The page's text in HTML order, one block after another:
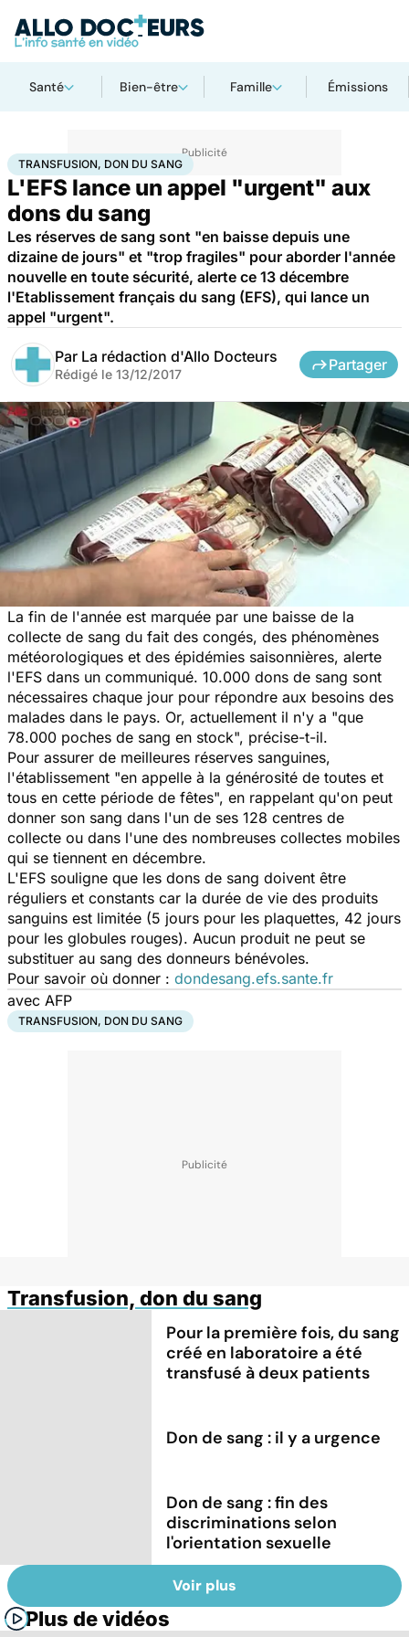
Santé Bien-être Famille Émissions
AccueilSantéTransfusion, don du sang
TRANSFUSION, DON DU SANG
L'EFS lance un appel "urgent" aux
dons du sang
Les réserves de sang sont "en baisse depuis une
dizaine de jours" et "trop fragiles" pour aborder l'année
nouvelle en toute sécurité, alerte ce 13 décembre
l'Etablissement français du sang (EFS), qui lance un
appel "urgent".
Par La rédaction d'Allo Docteurs
Rédigé le 13/12/2017
Partager
La fin de l'année est marquée par une baisse de la
collecte de sang du fait des congés, des phénomènes
météorologiques et des épidémies saisonnières, alerte
l'EFS dans un communiqué. 10.000 dons de sang sont
nécessaires chaque jour pour répondre aux besoins des
malades dans le pays. Or, actuellement il n'y a "que
78.000 poches de sang en stock", précise-t-il.
Pour assurer de meilleures réserves sanguines,
l'établissement "en appelle à la générosité de toutes et
tous en cette période de fêtes", en rappelant qu'on peut
donner son sang dans l'un de ses 128 centres de
collecte ou dans l'une des nombreuses collectes mobiles
qui se tiennent en décembre.
L'EFS souligne que les dons de sang doivent être
réguliers et constants car la durée de vie des produits
sanguins est limitée (5 jours pour les plaquettes, 42 jours
pour les globules rouges). Aucun produit ne peut se
substituer au sang des donneurs bénévoles.
Pour savoir où donner : dondesang.efs.sante.fr
avec AFP
TRANSFUSION, DON DU SANG
Transfusion, don du sang
Pour la première fois, du sang
créé en laboratoire a été
transfusé à deux patients
Don de sang : il y a urgence
Don de sang : fin des
discriminations selon
l'orientation sexuelle
Voir plus
Plus de vidéos